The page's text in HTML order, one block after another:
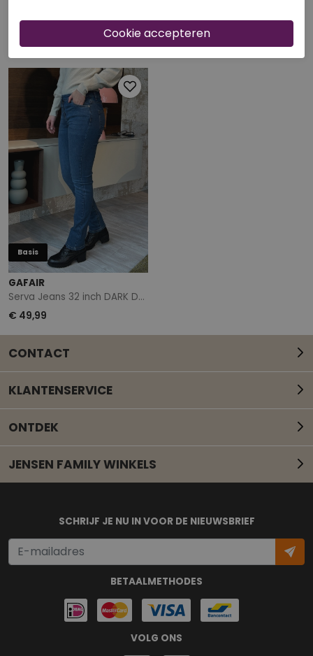
€ 59,99
Serva twill zwart
€ 59,99
Basis
GAFAIR
Serva Jeans 32 inch DARK DENIM
€ 49,99
CONTACT
Mail onze klantenservice
KLANTENSERVICE
ONTDEK
JENSEN FAMILY WINKELS
BETAALMETHODES
SCHRIJF JE NU IN VOOR DE NIEUWSBRIEF
VOLG ONS